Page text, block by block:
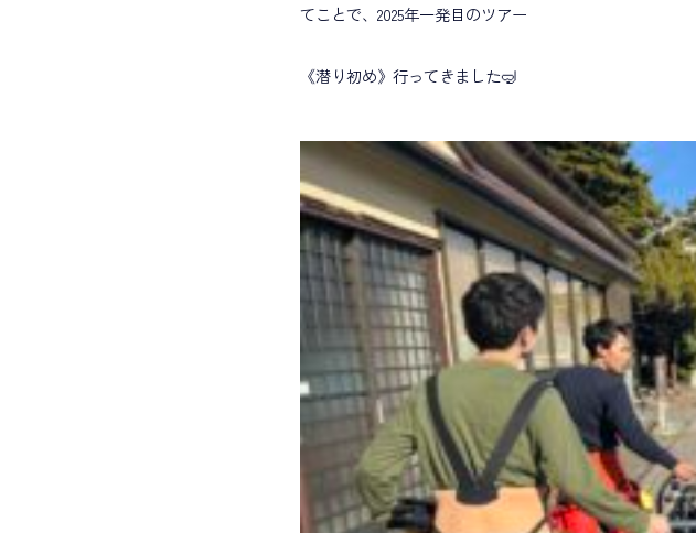
てことで、2025年一発目のツアー
《潜り初め》行ってきました🤿